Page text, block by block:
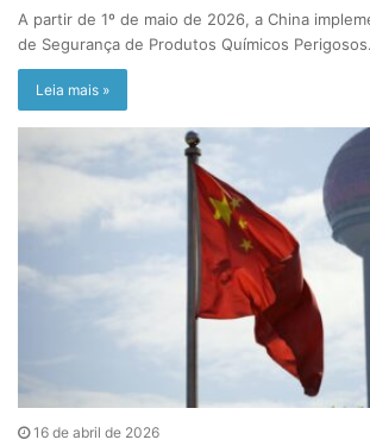
A partir de 1º de maio de 2026, a China
de Segurança de Produtos Químicos
Leia mais »
16 de abril de 2026